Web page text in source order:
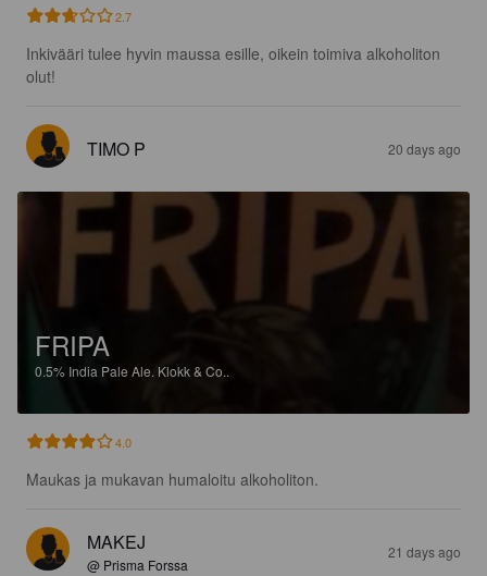
2.7
Inkivääri tulee hyvin maussa esille, oikein toimiva alkoholiton
olut!
TIMO P 20 days ago
FRIPA
0.5% India Pale Ale. Klokk & Co..
4.0
Maukas ja mukavan humaloitu alkoholiton.
MAKEJ
@ Prisma Forssa
21 days ago